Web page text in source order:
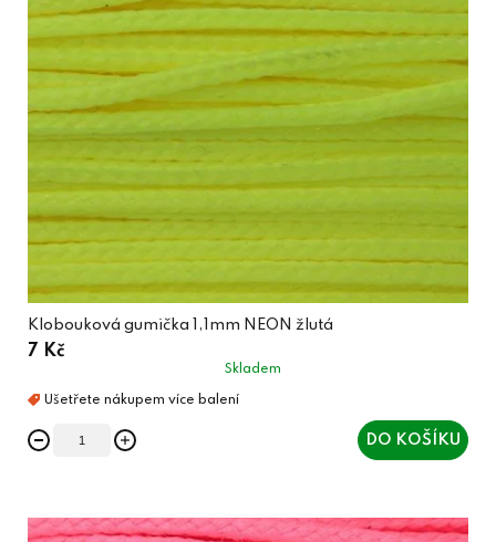
Klobouková gumička 1,1mm NEON žlutá
7 Kč
Skladem
DO KOŠÍKU